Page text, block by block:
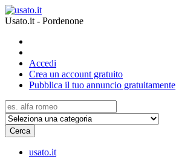
Usato.it - Pordenone
Accedi
Crea un account gratuito
Pubblica il tuo annuncio gratuitamente
Cerca
usato.it